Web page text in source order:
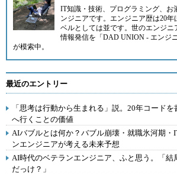
IT知識・技術、プログラミング、お
ンジニアです。エンジニア歴は20
ベルとしては並です。世のエンジ
情報発信を「 DAD UNION - エンジ
が模索中。
最近のエントリー
「思考は行動から生まれる」説。20年コード
へ行くことの価値
AIバブルとは何か？バブル崩壊・就職氷河期・
ンエンジニアが考える未来予想
AI時代のベテランエンジニア、ふと思う。「結
だっけ？」